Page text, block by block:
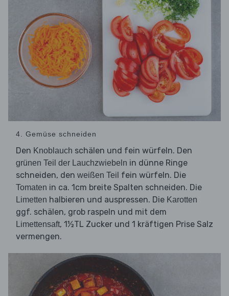
4. Gemüse schneiden
Den Knoblauch schälen und fein würfeln. Den
grünen Teil der Lauchzwiebeln in dünne Ringe
schneiden, den weißen Teil fein würfeln. Die
Tomaten in ca. 1cm breite Spalten schneiden. Die
Limetten halbieren und auspressen. Die Karotten
ggf. schälen, grob raspeln und mit dem
Limettensaft, 1½TL Zucker und 1 kräftigen Prise Salz
vermengen.